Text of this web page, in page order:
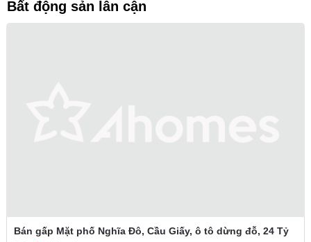
Bất động sản lân cận
Bán gấp Mặt phố Nghĩa Đô, Cầu Giấy, ô tô dừng đỗ, 24 Tỷ